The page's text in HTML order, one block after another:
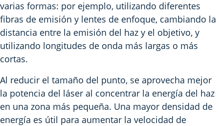
varias formas: por ejemplo, utilizando diferentes
fibras de emisión y lentes de enfoque, cambiando la
distancia entre la emisión del haz y el objetivo, y
utilizando longitudes de onda más largas o más
cortas.
Al reducir el tamaño del punto, se aprovecha mejor
la potencia del láser al concentrar la energía del haz
en una zona más pequeña. Una mayor densidad de
energía es útil para aumentar la velocidad de